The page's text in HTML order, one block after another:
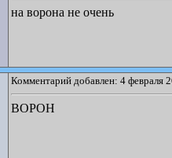
на ворона не очень
Комментарий добавлен: 4 февраля
ВОРОН